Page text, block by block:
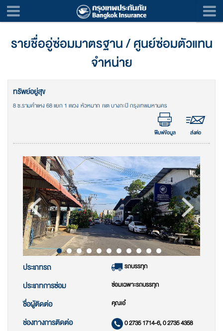
รายชื่ออู่ซ่อมมาตรฐาน / ศูนย์ซ่อมตัวแทน
จำหน่าย
ทรัพย์อยู่สุข
8 ซ.รามคำแหง 68 แยก 1 แขวง หัวหมาก เขต บางกะปิ กรุงเทพมหานคร
พิมพ์ข้อมูล ส่งต่อ
ประเภทรถ รถบรรทุก
ประเภทการซ่อม ซ่อมเฉพาะรถบรรทุก
ชื่อผู้ติดต่อ คุณเอ๋
ช่องทางการติดต่อ
0 2735 1714-6, 0 2735 4358